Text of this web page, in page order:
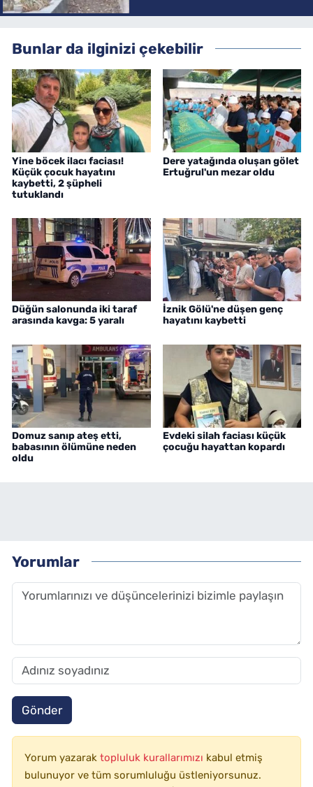
Bunlar da ilginizi çekebilir
Yine böcek ilacı faciası!
Küçük çocuk hayatını
kaybetti, 2 şüpheli
tutuklandı
Dere yatağında oluşan gölet
Ertuğrul'un mezar oldu
Düğün salonunda iki taraf
arasında kavga: 5 yaralı
İznik Gölü'ne düşen genç
hayatını kaybetti
Domuz sanıp ateş etti,
babasının ölümüne neden
oldu
Evdeki silah faciası küçük
çocuğu hayattan kopardı
Yorumlar
Gönder
Yorum yazarak topluluk kurallarımızı kabul etmiş
bulunuyor ve tüm sorumluluğu üstleniyorsunuz.